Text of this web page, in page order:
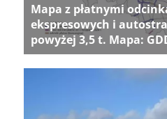
Mapa z płatnymi
ekspresowych i
powyżej 3,5 t. Mapa: